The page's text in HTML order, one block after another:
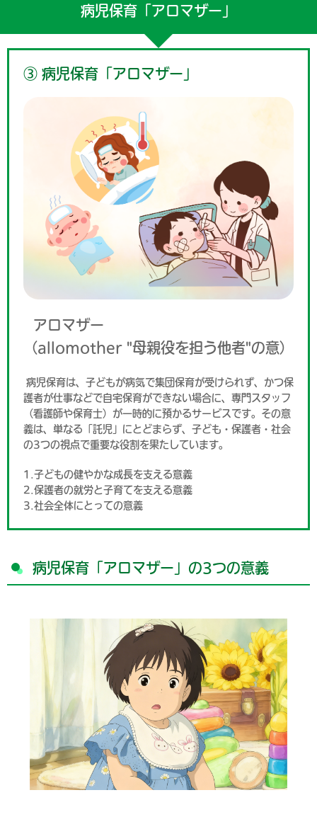
病児保育「アロマザー」
③ 病児保育「アロマザー」
アロマザー
（allomother "母親役を担う他者"の意）
病児保育は、子どもが病気で集団保育が受けられず、かつ保
護者が仕事などで自宅保育ができない場合に、専門スタッフ
（看護師や保育士）が一時的に預かるサービスです。その意
義は、単なる「託児」にとどまらず、子ども・保護者・社会
の3つの視点で重要な役割を果たしています。
1.子どもの健やかな成長を支える意義
2.保護者の就労と子育てを支える意義
3.社会全体にとっての意義
病児保育「アロマザー」の3つの意義